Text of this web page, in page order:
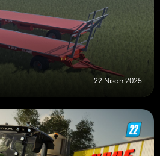
22 Nisan 2025